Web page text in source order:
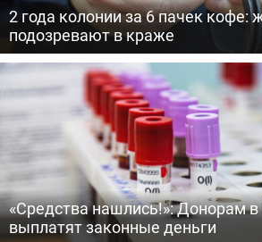
2 года колонии за 6 пачек кофе:
подозревают в краже
«Средства нашлись!»: Донорам
выплатят законные деньги